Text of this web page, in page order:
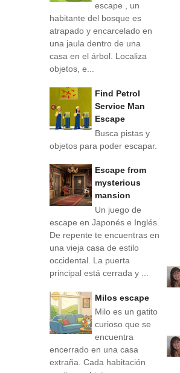
escape , un
habitante del bosque es
atrapado y encarcelado en
una jaula dentro de una
casa en el árbol. Localiza
objetos, e...
Find Petrol
Service Man
Escape
Busca pistas y
objetos para poder escapar.
Escape from
mysterious
mansion
Un juego de
escape en Japonés e Inglés.
De repente te encuentras en
una vieja casa de estilo
occidental. La puerta
principal está cerrada y ...
Milos escape
Milo es un gatito
curioso que se
encuentra
encerrado en una casa
extraña. Cada habitación